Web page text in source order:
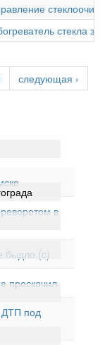
стекла
следующая ›